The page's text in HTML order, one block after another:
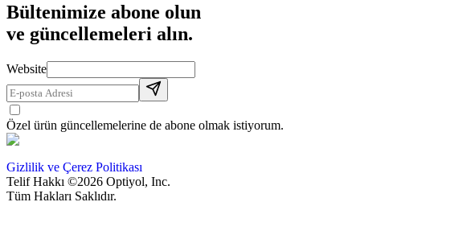
Bültenimize abone olun
ve güncellemeleri alın.
Website
Özel ürün güncellemelerine de abone olmak istiyorum.
Gizlilik ve Çerez Politikası
Telif Hakkı ©2026 Optiyol, Inc.
Tüm Hakları Saklıdır.